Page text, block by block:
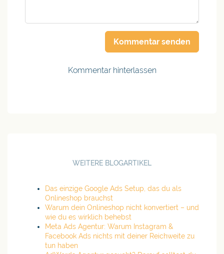
Kommentar senden
Kommentar hinterlassen
WEITERE BLOGARTIKEL
Das einzige Google Ads Setup, das du als
Onlineshop brauchst
Warum dein Onlineshop nicht konvertiert – und
wie du es wirklich behebst
Meta Ads Agentur: Warum Instagram &
Facebook Ads nichts mit deiner Reichweite zu
tun haben